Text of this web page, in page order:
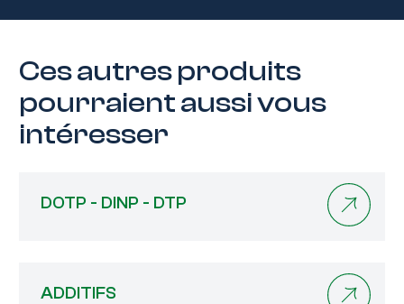
Ces autres produits
pourraient aussi vous
intéresser
DOTP - DINP - DTP
ADDITIFS